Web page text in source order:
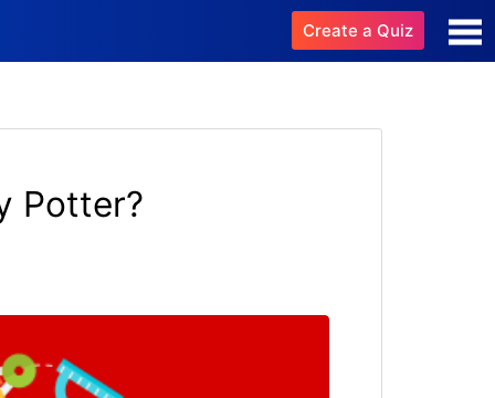
Create a Quiz
Potter?